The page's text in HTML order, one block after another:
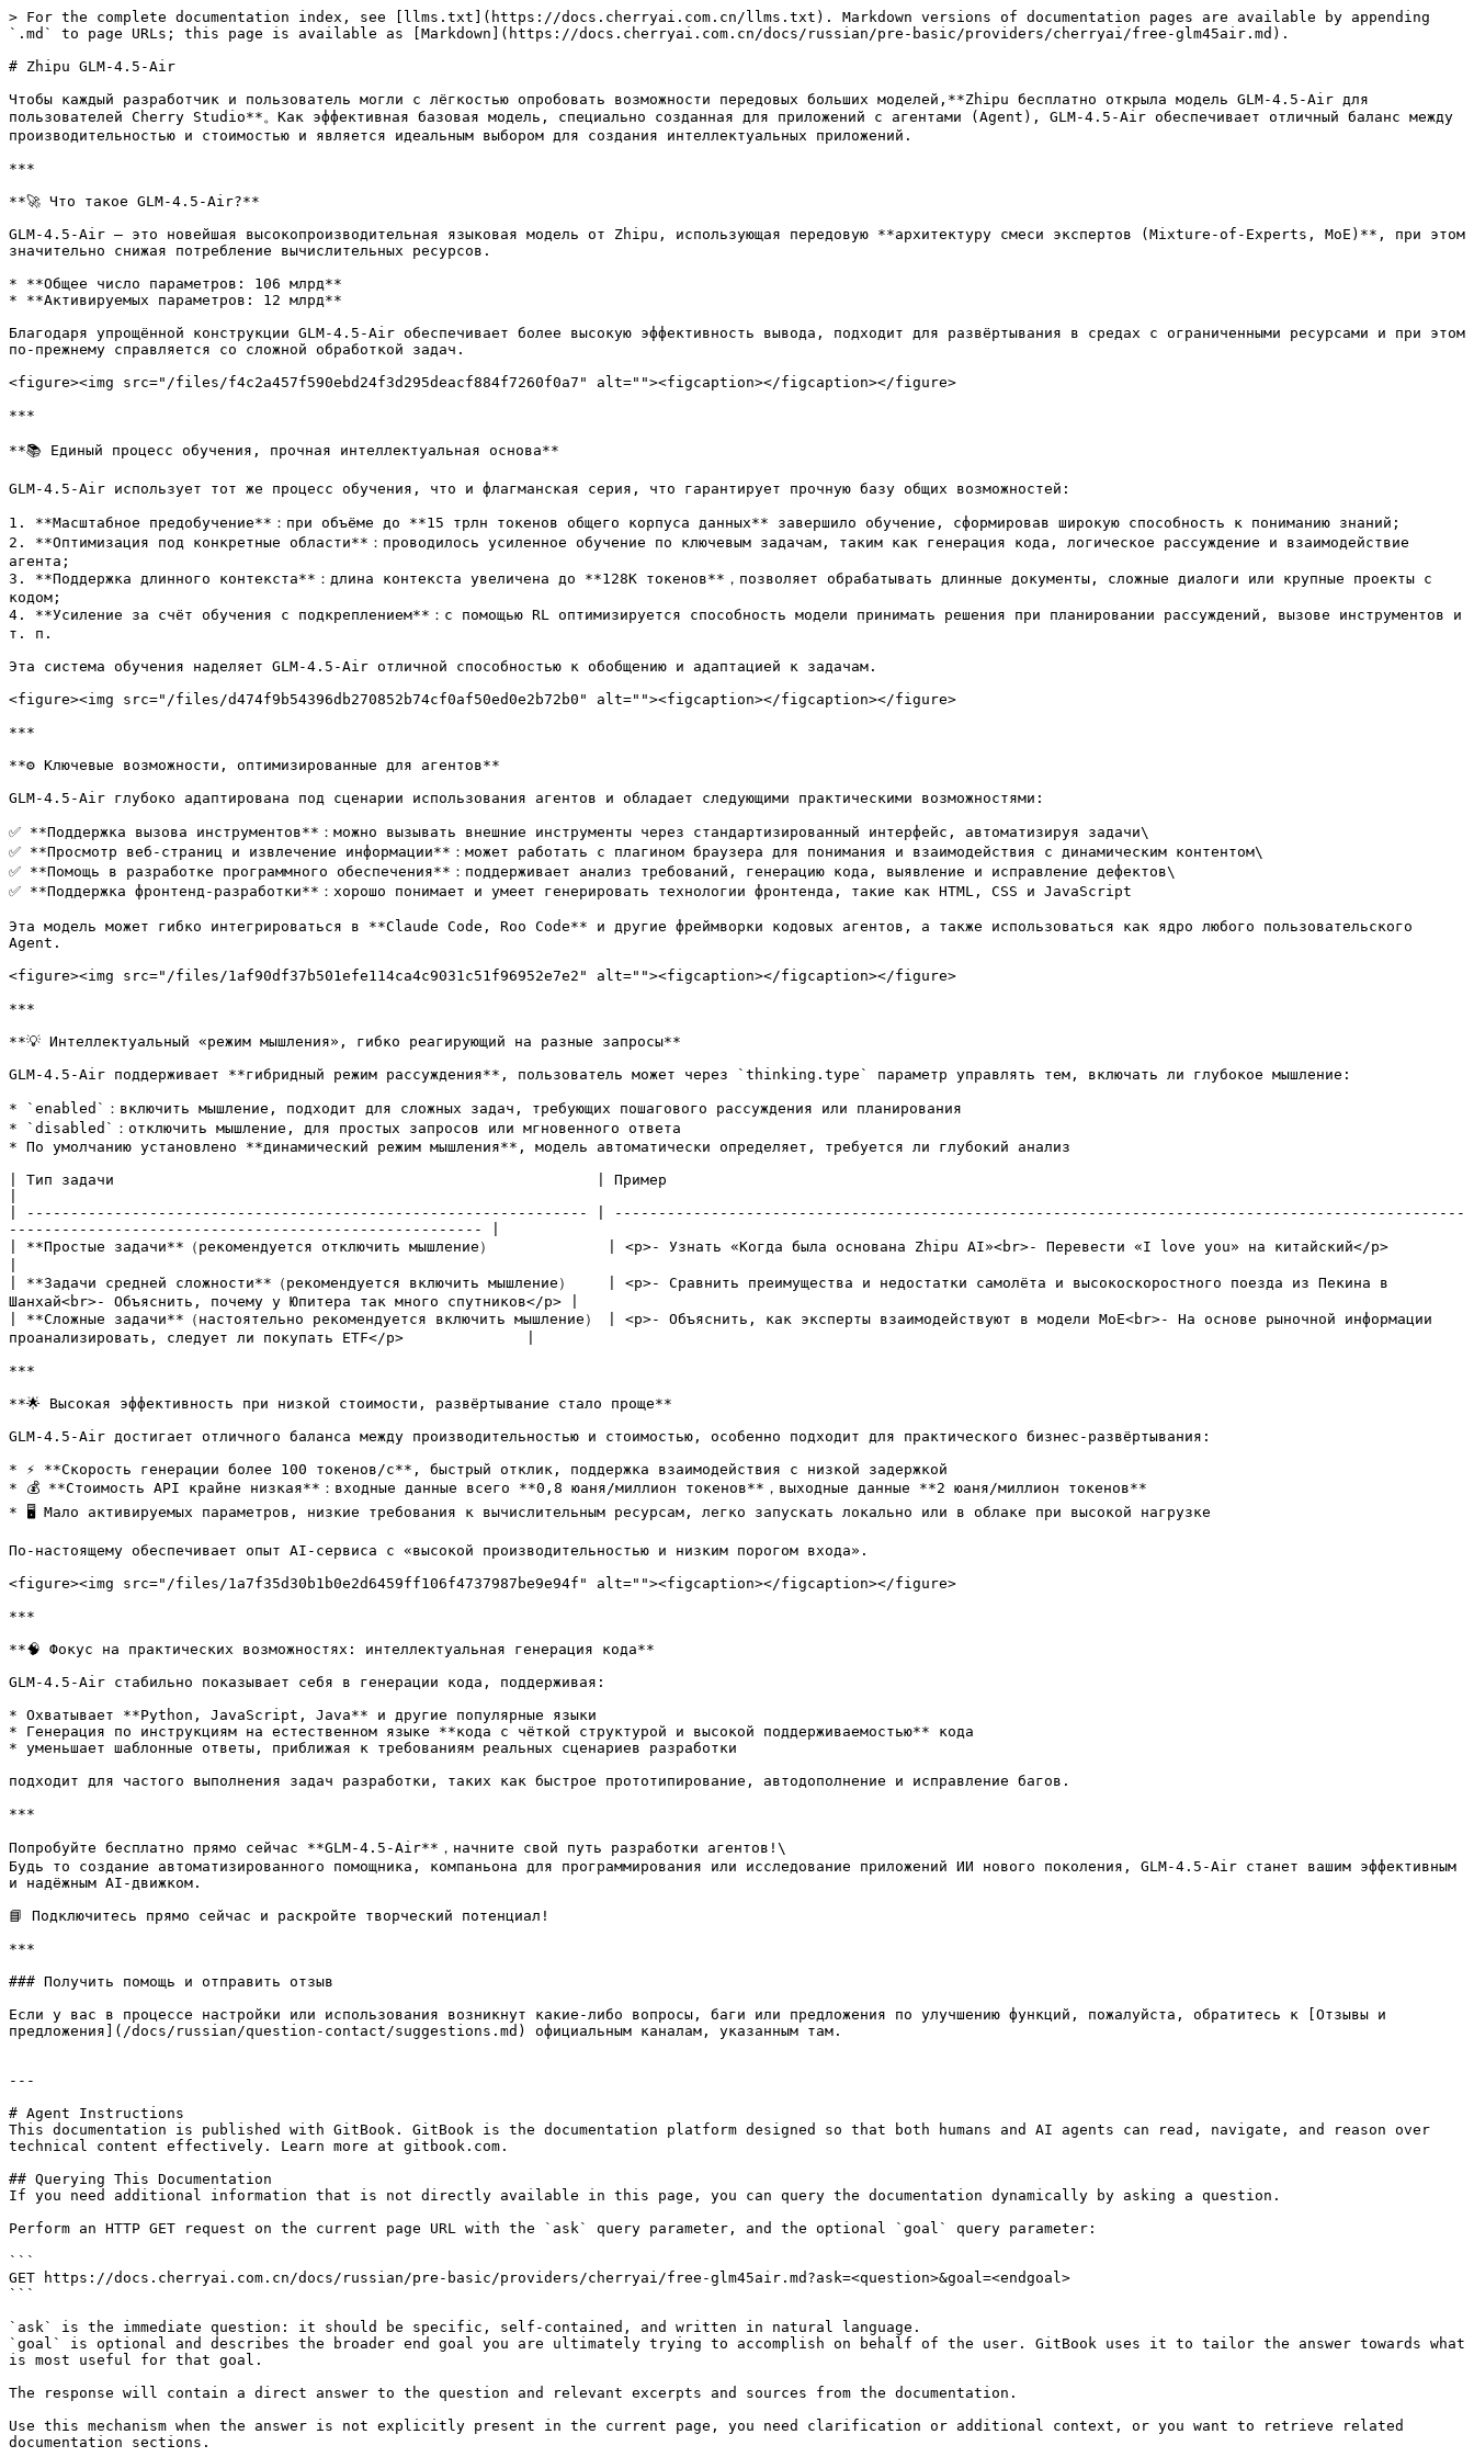
> For the complete documentation index, see [llms.txt](https://docs.cherryai.com.cn/llms.txt). Markdown versions of documentation pages are available by appending
`.md` to page URLs; this page is available as [Markdown](https://docs.cherryai.com.cn/docs/russian/pre-basic/providers/cherryai/free-glm45air.md).
# Zhipu GLM-4.5-Air
Чтобы каждый разработчик и пользователь могли с лёгкостью опробовать возможности передовых больших моделей,**Zhipu бесплатно открыла модель GLM-4.5-Air для
пользователей Cherry Studio**。Как эффективная базовая модель, специально созданная для приложений с агентами (Agent), GLM-4.5-Air обеспечивает отличный баланс между
производительностью и стоимостью и является идеальным выбором для создания интеллектуальных приложений.
***
**🚀 Что такое GLM-4.5-Air?**
GLM-4.5-Air — это новейшая высокопроизводительная языковая модель от Zhipu, использующая передовую **архитектуру смеси экспертов (Mixture-of-Experts, MoE)**, при этом
значительно снижая потребление вычислительных ресурсов.
* **Общее число параметров: 106 млрд**
* **Активируемых параметров: 12 млрд**
Благодаря упрощённой конструкции GLM-4.5-Air обеспечивает более высокую эффективность вывода, подходит для развёртывания в средах с ограниченными ресурсами и при этом
по-прежнему справляется со сложной обработкой задач.
<figure><img src="/files/f4c2a457f590ebd24f3d295deacf884f7260f0a7" alt=""><figcaption></figcaption></figure>
***
**📚 Единый процесс обучения, прочная интеллектуальная основа**
GLM-4.5-Air использует тот же процесс обучения, что и флагманская серия, что гарантирует прочную базу общих возможностей:
1. **Масштабное предобучение**：при объёме до **15 трлн токенов общего корпуса данных** завершило обучение, сформировав широкую способность к пониманию знаний;
2. **Оптимизация под конкретные области**：проводилось усиленное обучение по ключевым задачам, таким как генерация кода, логическое рассуждение и взаимодействие
агента;
3. **Поддержка длинного контекста**：длина контекста увеличена до **128K токенов**，позволяет обрабатывать длинные документы, сложные диалоги или крупные проекты с
кодом;
4. **Усиление за счёт обучения с подкреплением**：с помощью RL оптимизируется способность модели принимать решения при планировании рассуждений, вызове инструментов и
т. п.
Эта система обучения наделяет GLM-4.5-Air отличной способностью к обобщению и адаптацией к задачам.
<figure><img src="/files/d474f9b54396db270852b74cf0af50ed0e2b72b0" alt=""><figcaption></figcaption></figure>
***
**⚙️ Ключевые возможности, оптимизированные для агентов**
GLM-4.5-Air глубоко адаптирована под сценарии использования агентов и обладает следующими практическими возможностями:
✅ **Поддержка вызова инструментов**：можно вызывать внешние инструменты через стандартизированный интерфейс, автоматизируя задачи\
✅ **Просмотр веб-страниц и извлечение информации**：может работать с плагином браузера для понимания и взаимодействия с динамическим контентом\
✅ **Помощь в разработке программного обеспечения**：поддерживает анализ требований, генерацию кода, выявление и исправление дефектов\
✅ **Поддержка фронтенд-разработки**：хорошо понимает и умеет генерировать технологии фронтенда, такие как HTML, CSS и JavaScript
Эта модель может гибко интегрироваться в **Claude Code, Roo Code** и другие фреймворки кодовых агентов, а также использоваться как ядро любого пользовательского
Agent.
<figure><img src="/files/1af90df37b501efe114ca4c9031c51f96952e7e2" alt=""><figcaption></figcaption></figure>
***
**💡 Интеллектуальный «режим мышления», гибко реагирующий на разные запросы**
GLM-4.5-Air поддерживает **гибридный режим рассуждения**, пользователь может через `thinking.type` параметр управлять тем, включать ли глубокое мышление:
* `enabled`：включить мышление, подходит для сложных задач, требующих пошагового рассуждения или планирования
* `disabled`：отключить мышление, для простых запросов или мгновенного ответа
* По умолчанию установлено **динамический режим мышления**, модель автоматически определяет, требуется ли глубокий анализ
| Тип задачи                                                       | Пример
| ---------------------------------------------------------------- | -------------------------------------------------------------------------------------------------
------------------------------------------------------ |
| **Простые задачи**（рекомендуется отключить мышление）             | <p>- Узнать «Когда была основана Zhipu AI»<br>- Перевести «I love you» на китайский</p>
| **Задачи средней сложности**（рекомендуется включить мышление）    | <p>- Сравнить преимущества и недостатки самолёта и высокоскоростного поезда из Пекина в
Шанхай<br>- Объяснить, почему у Юпитера так много спутников</p> |
| **Сложные задачи**（настоятельно рекомендуется включить мышление） | <p>- Объяснить, как эксперты взаимодействуют в модели MoE<br>- На основе рыночной информации
проанализировать, следует ли покупать ETF</p>              |
***
**🌟 Высокая эффективность при низкой стоимости, развёртывание стало проще**
GLM-4.5-Air достигает отличного баланса между производительностью и стоимостью, особенно подходит для практического бизнес-развёртывания:
* ⚡ **Скорость генерации более 100 токенов/с**, быстрый отклик, поддержка взаимодействия с низкой задержкой
* 💰 **Стоимость API крайне низкая**：входные данные всего **0,8 юаня/миллион токенов**，выходные данные **2 юаня/миллион токенов**
* 🖥️ Мало активируемых параметров, низкие требования к вычислительным ресурсам, легко запускать локально или в облаке при высокой нагрузке
По-настоящему обеспечивает опыт AI-сервиса с «высокой производительностью и низким порогом входа».
<figure><img src="/files/1a7f35d30b1b0e2d6459ff106f4737987be9e94f" alt=""><figcaption></figcaption></figure>
***
**🧠 Фокус на практических возможностях: интеллектуальная генерация кода**
GLM-4.5-Air стабильно показывает себя в генерации кода, поддерживая:
* Охватывает **Python, JavaScript, Java** и другие популярные языки
* Генерация по инструкциям на естественном языке **кода с чёткой структурой и высокой поддерживаемостью** кода
* уменьшает шаблонные ответы, приближая к требованиям реальных сценариев разработки
подходит для частого выполнения задач разработки, таких как быстрое прототипирование, автодополнение и исправление багов.
***
Попробуйте бесплатно прямо сейчас **GLM-4.5-Air**，начните свой путь разработки агентов!\
Будь то создание автоматизированного помощника, компаньона для программирования или исследование приложений ИИ нового поколения, GLM-4.5-Air станет вашим эффективным
и надёжным AI-движком.
📘 Подключитесь прямо сейчас и раскройте творческий потенциал!
***
### Получить помощь и отправить отзыв
Если у вас в процессе настройки или использования возникнут какие-либо вопросы, баги или предложения по улучшению функций, пожалуйста, обратитесь к [Отзывы и
предложения](/docs/russian/question-contact/suggestions.md) официальным каналам, указанным там.
---
# Agent Instructions
This documentation is published with GitBook. GitBook is the documentation platform designed so that both humans and AI agents can read, navigate, and reason over
technical content effectively. Learn more at gitbook.com.
## Querying This Documentation
If you need additional information that is not directly available in this page, you can query the documentation dynamically by asking a question.
Perform an HTTP GET request on the current page URL with the `ask` query parameter, and the optional `goal` query parameter:
```
GET https://docs.cherryai.com.cn/docs/russian/pre-basic/providers/cherryai/free-glm45air.md?ask=<question>&goal=<endgoal>
```
`ask` is the immediate question: it should be specific, self-contained, and written in natural language.
`goal` is optional and describes the broader end goal you are ultimately trying to accomplish on behalf of the user. GitBook uses it to tailor the answer towards what
is most useful for that goal.
The response will contain a direct answer to the question and relevant excerpts and sources from the documentation.
Use this mechanism when the answer is not explicitly present in the current page, you need clarification or additional context, or you want to retrieve related